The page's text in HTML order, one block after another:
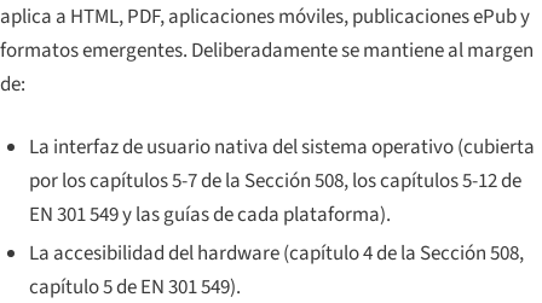
aplica a HTML, PDF, aplicaciones móviles, publicaciones ePub y
formatos emergentes. Deliberadamente se mantiene al margen
de:
La interfaz de usuario nativa del sistema operativo (cubierta
por los capítulos 5-7 de la Sección 508, los capítulos 5-12 de
EN 301 549 y las guías de cada plataforma).
La accesibilidad del hardware (capítulo 4 de la Sección 508,
capítulo 5 de EN 301 549).